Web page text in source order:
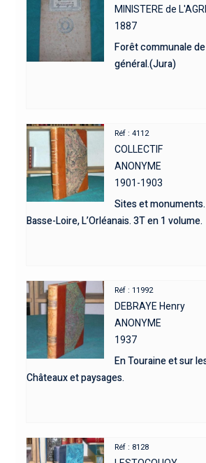
MINISTERE de
1887
Forêt communale
général.(Jura)
Réf : 4112
COLLECTIF
ANONYME
1901-1903
Sites et monuments.
Basse-Loire, L’Orléanais. 3T en 1 volume.
Réf : 11992
DEBRAYE Henry
ANONYME
1937
En Touraine et sur
Châteaux et paysages.
Réf : 8128